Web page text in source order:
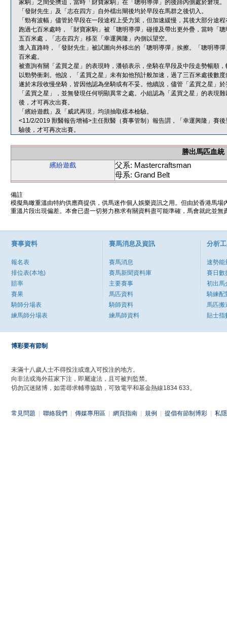
家駒」之間受擠迫，當時「財寶家駒」在「聰明導彈」的後蹄內側處於窘境。
「發財先生」及「志在四方」自外檔出閘後均於早段在馬群之後切入。
「勁有波幅」儘管於早段在一段途程上受力策，但加速緩慢，其後大部分途
跑過七百米處時，「財寶家駒」被「聰明導彈」碰撞及帶出更外疊，當時「
五百米處，「志在四方」移至「幸運興隆」內側以望空。
進入直路時，「發財先生」被試圖向外移出的「聰明導彈」挨擦。「聰明導
百米處。
被查詢有關「孟買之星」的表現時，潘頓表示，坐騎在早段及中段走勢暢順
以勁勢衝刺。他說，「孟買之星」未有如他預計般加速，過了三百米處後數
遂於末段收慢坐騎，皆因他認為坐騎或有不妥。他續說，儘管「孟買之星」
「孟買之星」，並無發現任何明顯異常之處。小組認為「孟買之星」的表現
後，才可再次出賽。
「繽紛遊戲」及「威武再現」均須抽取樣本檢驗。
<11/2/2019 獸醫報告增補>主任獸醫（賽事管制）報告謂，「幸運興隆」賽
驗後，才可再次出賽。
勝出馬匹血統
繽紛遊戲
父系: Mastercraftsman
母系: Grand Belt
備註
模擬鳥瞰重溫由特約供應商提供，供馬迷作個人娛樂資訊之用。但由於香港馬
重溫片段出現偏差。本會已盡一切努力務求有關資料盡可能準確，馬會就此並
賽事資料
報名表
排位表(本地)
賠率
賽果
騎師分場表
練馬師分場表
賽馬消息及資訊
賽馬消息
賽馬新聞資料庫
主要賽事
馬匹資料
騎師資料
練馬師資料
分析
速勢能
賽日數
初出馬
騎練配
馬匹搬
貼士指
博彩要有節制
未滿十八歲人士不得投注或進入可投注的地方。
向非法或海外莊家下注，即屬違法，且可被判監禁。
切勿沉迷賭博，如需尋求輔導協助，可致電平和基金熱線1834 633。
常見問題 聯絡我們 傳媒專用區 網頁指南 規例 提倡有節制博彩 私